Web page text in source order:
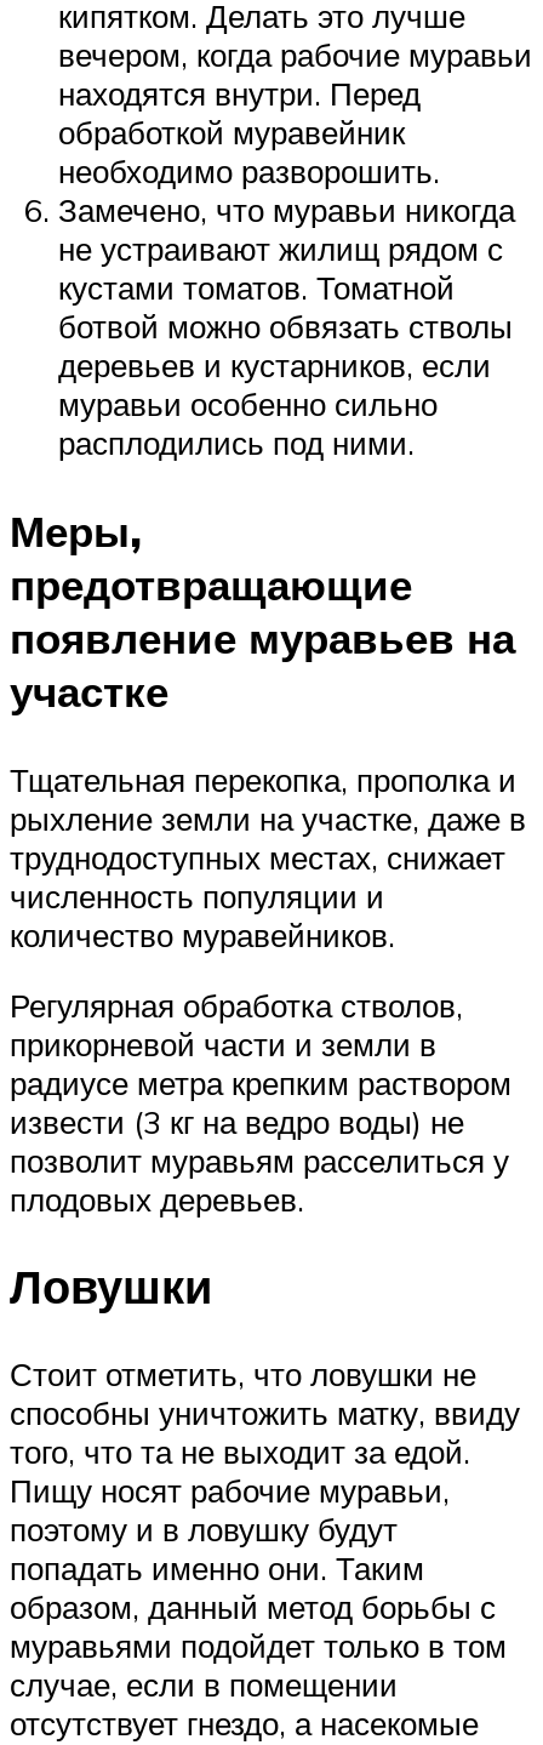
кипятком. Делать это лучше
вечером, когда рабочие муравьи
находятся внутри. Перед
обработкой муравейник
необходимо разворошить.
Замечено, что муравьи никогда
не устраивают жилищ рядом с
кустами томатов. Томатной
ботвой можно обвязать стволы
деревьев и кустарников, если
муравьи особенно сильно
расплодились под ними.
Меры,
предотвращающие
появление муравьев на
участке
Тщательная перекопка, прополка и
рыхление земли на участке, даже в
труднодоступных местах, снижает
численность популяции и
количество муравейников.
Регулярная обработка стволов,
прикорневой части и земли в
радиусе метра крепким раствором
извести (3 кг на ведро воды) не
позволит муравьям расселиться у
плодовых деревьев.
Ловушки
Стоит отметить, что ловушки не
способны уничтожить матку, ввиду
того, что та не выходит за едой.
Пищу носят рабочие муравьи,
поэтому и в ловушку будут
попадать именно они. Таким
образом, данный метод борьбы с
муравьями подойдет только в том
случае, если в помещении
отсутствует гнездо, а насекомые